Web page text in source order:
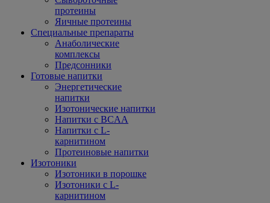
протеины
Яичные протеины
Специальные препараты
Анаболические
комплексы
Предсонники
Готовые напитки
Энергетические
напитки
Изотонические напитки
Напитки с BCAA
Напитки с L-
карнитином
Протеиновые напитки
Изотоники
Изотоники в порошке
Изотоники с L-
карнитином